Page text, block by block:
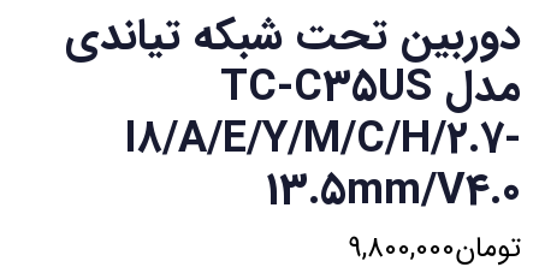
دوربین تحت شبکه تیاندی
مدل TC-C35US
I8/A/E/Y/M/C/H/2.7-
13.5mm/V4.0
تومان9,800,000